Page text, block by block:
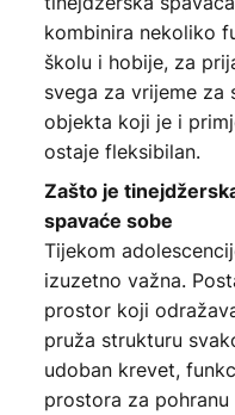
kombinira nekoliko
školu i hobije, za
svega za vrijeme za
objekta koji je i
ostaje fleksibilan.
Zašto je
spavaće sobe
Tijekom
izuzetno važna.
prostor koji
pruža strukturu
udoban krevet,
prostora za